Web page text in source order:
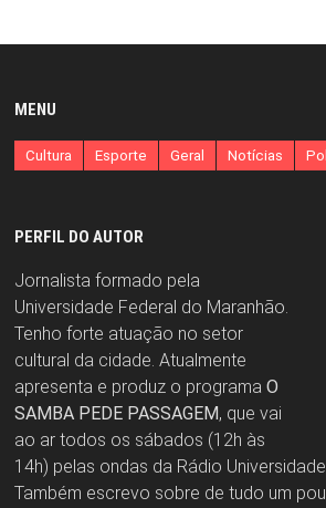
MENU
Cultura Esporte Geral Notícias
PERFIL DO AUTOR
Jornalista formado pela
Universidade Federal do Maranhão.
Tenho forte atuação no setor
cultural da cidade. Atualmente
apresenta e produz o programa O
SAMBA PEDE PASSAGEM, que vai
ao ar todos os sábados (12h às
14h) pelas ondas da Rádio
Também escrevo sobre de tudo um